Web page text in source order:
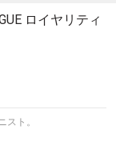
ロイヤリティ
スト。